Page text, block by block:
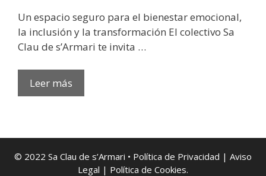
Un espacio seguro para el bienestar emocional,
la inclusión y la transformación El colectivo Sa
Clau de s’Armari te invita …
Leer más
DE
DE
LA
LLAVE
© 2022 Sa Clau de s’Armari • Política de Privacidad | Aviso
Legal | Política de Cookies.